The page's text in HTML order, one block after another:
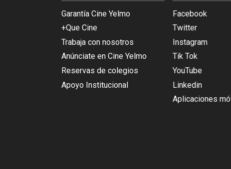
Garantía Cine Yelmo
+Que Cine
Trabaja con nosotros
Anúnciate en Cine Yelmo
Reservas de colegios
Apoyo Institucional
Facebook
Twitter
Instagram
Tik Tok
YouTube
Linkedin
Aplicaciones